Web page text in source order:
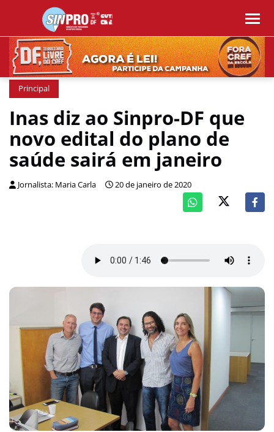
Principal
Inas diz ao Sinpro-DF que
novo edital do plano de
saúde sairá em janeiro
Jornalista: Maria Carla 20 de janeiro de 2020